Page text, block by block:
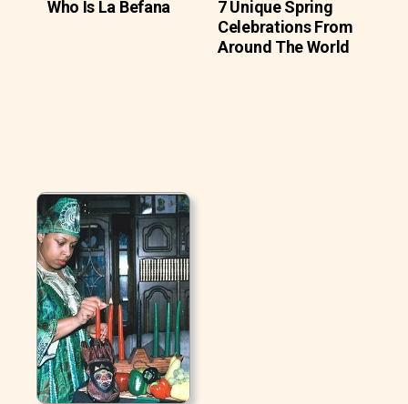
Who Is La Befana
7 Unique Spring
Celebrations From
Around The World